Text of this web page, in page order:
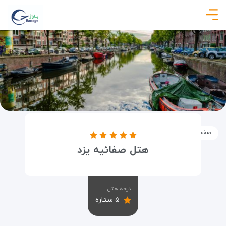
صفحه نخست اقامتگاه ها هتل صفائیه یزد
هتل صفائیه یزد
درجه هتل